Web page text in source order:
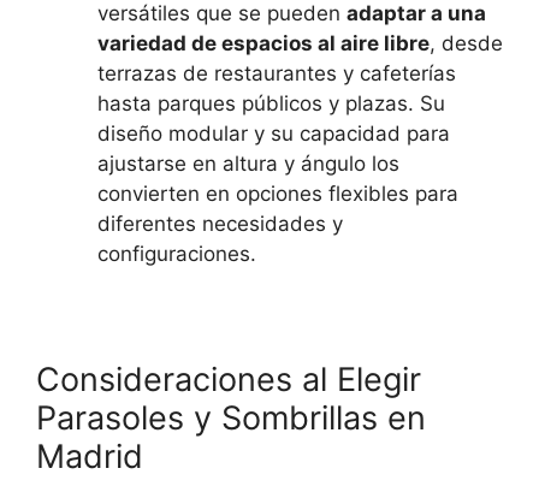
versátiles que se pueden adaptar a una
variedad de espacios al aire libre, desde
terrazas de restaurantes y cafeterías
hasta parques públicos y plazas. Su
diseño modular y su capacidad para
ajustarse en altura y ángulo los
convierten en opciones flexibles para
diferentes necesidades y
configuraciones.
Consideraciones al Elegir
Parasoles y Sombrillas en
Madrid